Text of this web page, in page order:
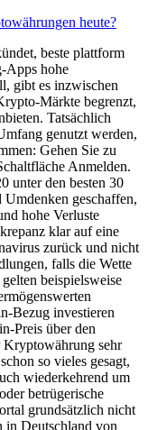
heute?
beste plattform
Apps hohe
gibt es inzwischen
Märkte begrenzt,
Tatsächlich
genutzt werden,
Gehen Sie zu
Anmelden.
unter den besten 30
geschaffen,
hohe Verluste
klar auf eine
zurück und nicht
falls die Wette
beispielsweise
Bezug investieren
Preis über den
Kryptowährung sehr
so vieles gesagt,
wiederkehrend um
betrügerische
grundsätzlich nicht
in Deutschland von